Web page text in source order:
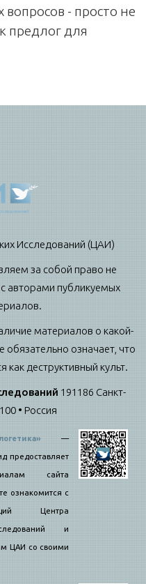
вопросов - просто не
предлог для
Исследований (ЦАИ)
за собой право не
авторами публикуемых
материалов о какой-
обязательно означает, что
как деструктивный культ.
191186 Санкт-
• Россия
—
предоставляет
сайта
ознакомится с
Центра
и
ЦАИ со своими